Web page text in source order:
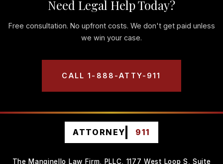
Need Legal Help Today?
Free consultation. No upfront costs. We don't get paid unless
we win your case.
CALL 1-888-ATTY-911
ATTORNEY 911
The Manginello Law Firm, PLLC, 1177 West Loop S, Suite